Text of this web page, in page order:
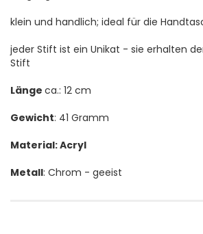
klein und handlich; ideal für die
jeder Stift ist ein Unikat - sie erhalten
Stift
Länge ca.: 12 cm
Gewicht: 41 Gramm
Material:Acryl
Metall: Chrom - geeist